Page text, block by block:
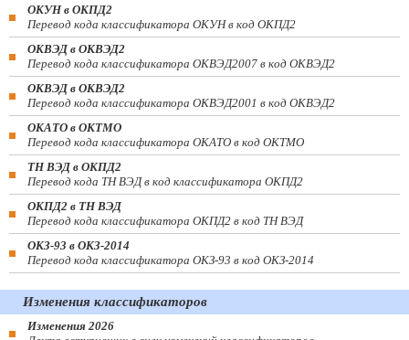
ОКУН в ОКПД2
Перевод кода классификатора ОКУН в код ОКПД2
ОКВЭД в ОКВЭД2
Перевод кода классификатора ОКВЭД2007 в код ОКВЭД2
ОКВЭД в ОКВЭД2
Перевод кода классификатора ОКВЭД2001 в код ОКВЭД2
ОКАТО в ОКТМО
Перевод кода классификатора ОКАТО в код ОКТМО
ТН ВЭД в ОКПД2
Перевод кода ТН ВЭД в код классификатора ОКПД2
ОКПД2 в ТН ВЭД
Перевод кода классификатора ОКПД2 в код ТН ВЭД
ОКЗ-93 в ОКЗ-2014
Перевод кода классификатора ОКЗ-93 в код ОКЗ-2014
Изменения классификаторов
Изменения 2026